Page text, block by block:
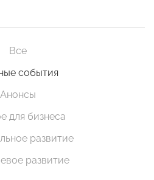
Все
события
Анонсы
для бизнеса
развитие
развитие